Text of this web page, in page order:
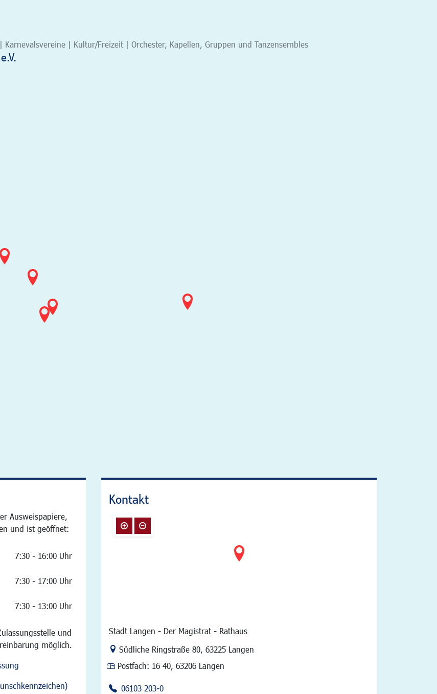
| Kultur/Freizeit | Orchester, Kapellen, Gruppen und Tanzensembles
Ausweispapiere,
und ist geöffnet:
7:30 - 16:00 Uhr
7:30 - 17:00 Uhr
7:30 - 13:00 Uhr
und
möglich.
Kontakt
Stadt Langen - Der Magistrat - Rathaus
Link zur Google-Maps Navigation
Südliche Ringstraße 80, 63225 Langen
Postfach: 16 40, 63206 Langen
06103 203-0